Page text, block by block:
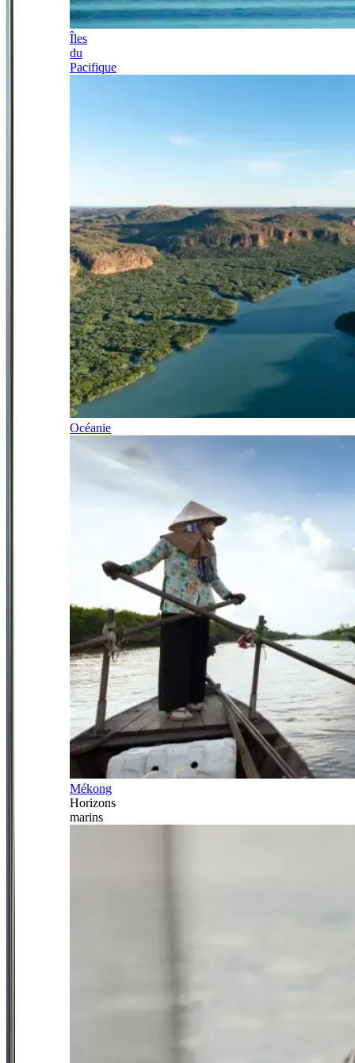
Îles
du
Pacifique
Océanie
Mékong
Horizons
marins